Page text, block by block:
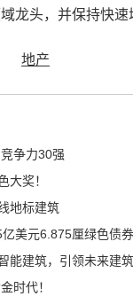
龙头，并保持快速
地产
争力30强
大奖！
地标建筑
美元6.875厘绿色债券
能建筑，引领未来建
时代！